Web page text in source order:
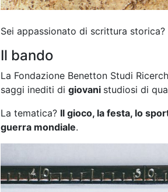
Sei appassionato di scrittura
Il bando
La Fondazione Benetton Studi
saggi inediti di giovani studiosi di
La tematica? Il gioco, la festa, lo
guerra mondiale.